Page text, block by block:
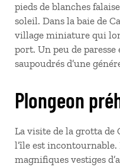
pieds de blanches
soleil. Dans la baie de
village miniature qui
port. Un peu de
saupoudrés d’une
Plongeon
La visite de la grotta de
l’île est
magnifiques vestiges